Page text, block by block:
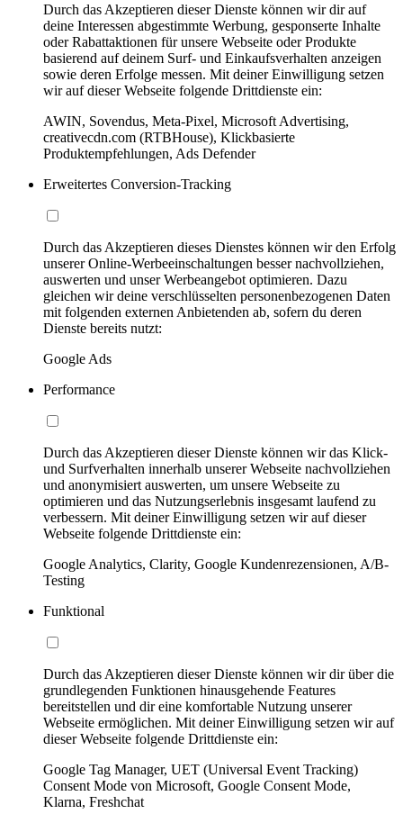
Durch das Akzeptieren dieser Dienste können wir dir auf
deine Interessen abgestimmte Werbung, gesponserte Inhalte
oder Rabattaktionen für unsere Webseite oder Produkte
basierend auf deinem Surf- und Einkaufsverhalten anzeigen
sowie deren Erfolge messen. Mit deiner Einwilligung setzen
wir auf dieser Webseite folgende Drittdienste ein:
AWIN, Sovendus, Meta-Pixel, Microsoft Advertising,
creativecdn.com (RTBHouse), Klickbasierte
Produktempfehlungen, Ads Defender
Erweitertes Conversion-Tracking
Durch das Akzeptieren dieses Dienstes können wir den Erfolg
unserer Online-Werbeeinschaltungen besser nachvollziehen,
auswerten und unser Werbeangebot optimieren. Dazu
gleichen wir deine verschlüsselten personenbezogenen Daten
mit folgenden externen Anbietenden ab, sofern du deren
Dienste bereits nutzt:
Google Ads
Performance
Durch das Akzeptieren dieser Dienste können wir das Klick-
und Surfverhalten innerhalb unserer Webseite nachvollziehen
und anonymisiert auswerten, um unsere Webseite zu
optimieren und das Nutzungserlebnis insgesamt laufend zu
verbessern. Mit deiner Einwilligung setzen wir auf dieser
Webseite folgende Drittdienste ein:
Google Analytics, Clarity, Google Kundenrezensionen, A/B-
Testing
Funktional
Durch das Akzeptieren dieser Dienste können wir dir über die
grundlegenden Funktionen hinausgehende Features
bereitstellen und dir eine komfortable Nutzung unserer
Webseite ermöglichen. Mit deiner Einwilligung setzen wir auf
dieser Webseite folgende Drittdienste ein:
Google Tag Manager, UET (Universal Event Tracking)
Consent Mode von Microsoft, Google Consent Mode,
Klarna, Freshchat